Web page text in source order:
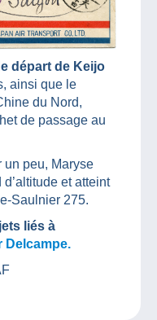
départ de Keijo
ainsi que le
du Nord,
de passage au
un peu, Maryse
et atteint
Saulnier 275.
liés à
Delcampe.